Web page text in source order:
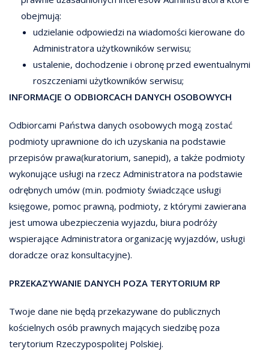
obejmują:
udzielanie odpowiedzi na wiadomości kierowane do
Administratora użytkowników serwisu;
ustalenie, dochodzenie i obronę przed ewentualnymi
roszczeniami użytkowników serwisu;
INFORMACJE O ODBIORCACH DANYCH OSOBOWYCH
Odbiorcami Państwa danych osobowych mogą zostać
podmioty uprawnione do ich uzyskania na podstawie
przepisów prawa(kuratorium, sanepid), a także podmioty
wykonujące usługi na rzecz Administratora na podstawie
odrębnych umów (m.in. podmioty świadczące usługi
księgowe, pomoc prawną, podmioty, z którymi zawierana
jest umowa ubezpieczenia wyjazdu, biura podróży
wspierające Administratora organizację wyjazdów, usługi
doradcze oraz konsultacyjne).
PRZEKAZYWANIE DANYCH POZA TERYTORIUM RP
Twoje dane nie będą przekazywane do publicznych
kościelnych osób prawnych mających siedzibę poza
terytorium Rzeczypospolitej Polskiej.